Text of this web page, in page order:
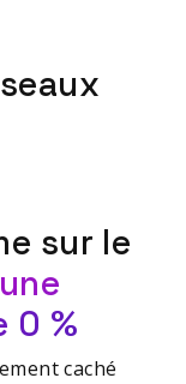
sur le
0 %
caché